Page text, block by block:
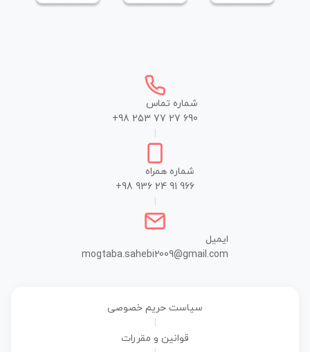
شماره تماس
+98 253 77 27 690
شماره همراه
+98 936 24 91 966
ایمیل
mogtaba.sahebi2009@gmail.com
سیاست حریم خصوصی
قوانین و مقررات